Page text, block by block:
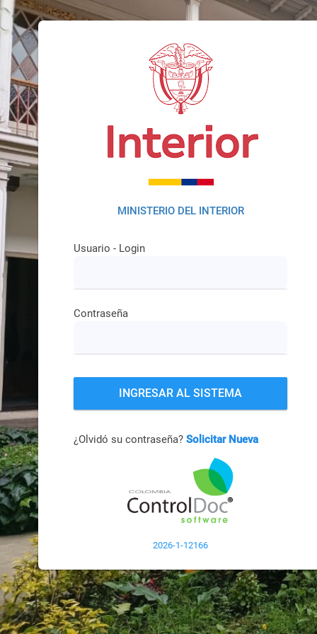
MINISTERIO DEL INTERIOR
Usuario - Login
Contraseña
INGRESAR AL SISTEMA
¿Olvidó su contraseña? Solicitar Nueva
2026-1-12166